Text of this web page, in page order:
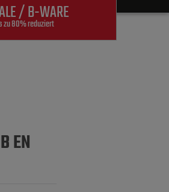
/ B-WARE
zu 80% reduziert
EN